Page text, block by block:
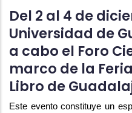
Del 2 al 4 de
Universidad de
a cabo el Foro
marco de la
Libro de
Este evento constituye un